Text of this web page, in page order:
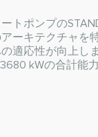
トポンプの
ーキテクチャを
適応性が向上し
kWの合計能